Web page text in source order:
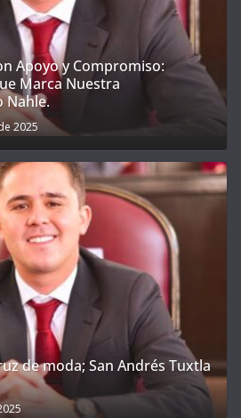
Apoyo y Compromiso:
Marca Nuestra
Nahle.
2025
de moda; San Andrés Tuxtla